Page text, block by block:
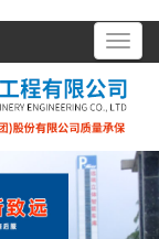
Toggle